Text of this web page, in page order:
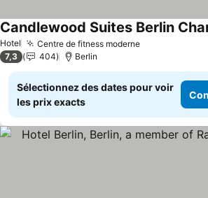
Hotel Centre de fitness moderne
Candlewood Suites Berlin
7,3 404 Berlin
Sélectionnez des dates pour voir
les prix exacts